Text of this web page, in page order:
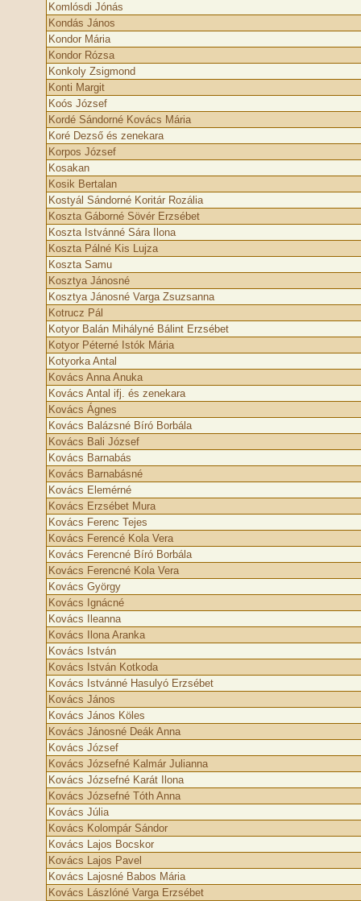
Komlósdi Jónás
Kondás János
Kondor Mária
Kondor Rózsa
Konkoly Zsigmond
Konti Margit
Koós József
Kordé Sándorné Kovács Mária
Koré Dezső és zenekara
Korpos József
Kosakan
Kosik Bertalan
Kostyál Sándorné Koritár Rozália
Koszta Gáborné Sövér Erzsébet
Koszta Istvánné Sára Ilona
Koszta Pálné Kis Lujza
Koszta Samu
Kosztya Jánosné
Kosztya Jánosné Varga Zsuzsanna
Kotrucz Pál
Kotyor Balán Mihályné Bálint Erzsébet
Kotyor Péterné Istók Mária
Kotyorka Antal
Kovács Anna Anuka
Kovács Antal ifj. és zenekara
Kovács Ágnes
Kovács Balázsné Bíró Borbála
Kovács Bali József
Kovács Barnabás
Kovács Barnabásné
Kovács Elemérné
Kovács Erzsébet Mura
Kovács Ferenc Tejes
Kovács Ferencé Kola Vera
Kovács Ferencné Bíró Borbála
Kovács Ferencné Kola Vera
Kovács György
Kovács Ignácné
Kovács Ileanna
Kovács Ilona Aranka
Kovács István
Kovács István Kotkoda
Kovács Istvánné Hasulyó Erzsébet
Kovács János
Kovács János Köles
Kovács Jánosné Deák Anna
Kovács József
Kovács Józsefné Kalmár Julianna
Kovács Józsefné Karát Ilona
Kovács Józsefné Tóth Anna
Kovács Júlia
Kovács Kolompár Sándor
Kovács Lajos Bocskor
Kovács Lajos Pavel
Kovács Lajosné Babos Mária
Kovács Lászlóné Varga Erzsébet